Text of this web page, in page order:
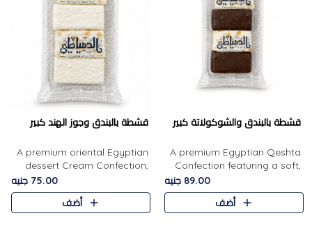
قشطة بالبندق والشوكولاتة كبير
A premium Egyptian Qeshta
Confection featuring a soft,
creamy texture paired with a
rich layer of premium
chocolate and the distinctive
89.00 جنيه
أضف
قشطة بالبندق وجوز الهند كبير
A premium oriental Egyptian
dessert Cream Confection,
featuring a soft, creamy
texture and the distinctive
flavor of roasted hazelnuts.
75.00 جنيه
أضف